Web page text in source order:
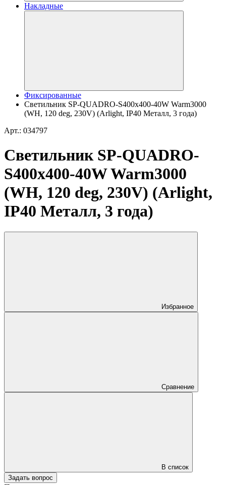
Накладные
Фиксированные
Светильник SP-QUADRO-S400x400-40W Warm3000
(WH, 120 deg, 230V) (Arlight, IP40 Металл, 3 года)
Арт.: 034797
Светильник SP-QUADRO-
S400x400-40W Warm3000
(WH, 120 deg, 230V) (Arlight,
IP40 Металл, 3 года)
Избранное
Сравнение
В список
Задать вопрос